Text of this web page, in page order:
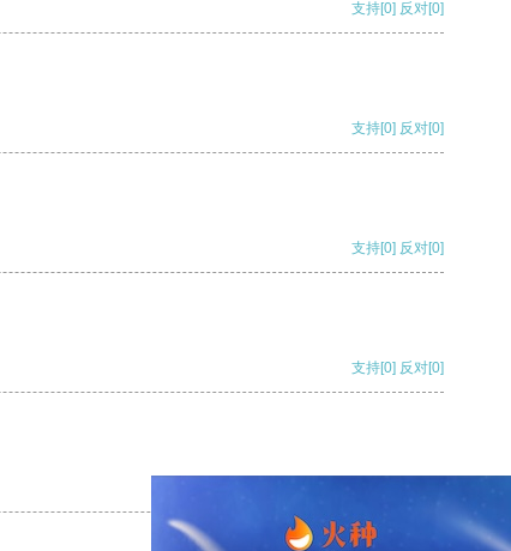
支持[0] 反对[0]
支持[0] 反对[0]
支持[0] 反对[0]
支持[0] 反对[0]